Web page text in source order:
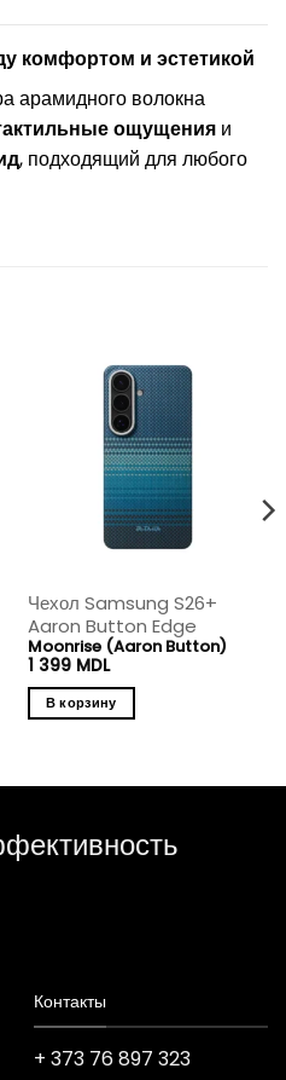
комфортом и эстетикой
арамидного волокна
ощущения и
, подходящий для любого
Чехол Samsung S26+
Aaron Button Edge
Moonrise (Aaron Button)
1 399 MDL
В корзину
Контакты
+ 373 76 897 323